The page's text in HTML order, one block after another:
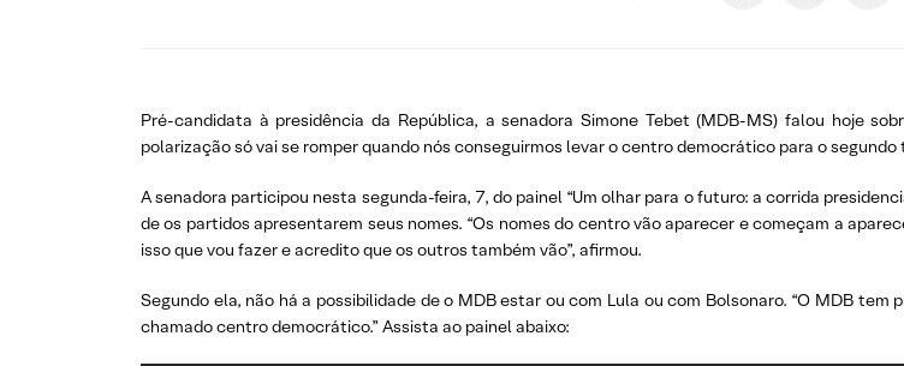
Pré-candidata à presidência da República, a senadora Simone Tebet (MDB-MS) falou hoje
polarização só vai se romper quando nós conseguirmos levar o centro democrático para o segundo
A senadora participou nesta segunda-feira, 7, do painel “Um olhar para o futuro: a corrida
de os partidos apresentarem seus nomes. “Os nomes do centro vão aparecer e começam a
isso que vou fazer e acredito que os outros também vão”, afirmou.
Segundo ela, não há a possibilidade de o MDB estar ou com Lula ou com Bolsonaro. “O MDB
chamado centro democrático.” Assista ao painel abaixo: